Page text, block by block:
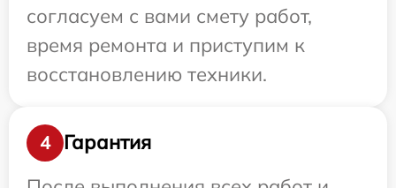
согласуем с вами смету работ,
время ремонта и приступим к
восстановлению техники.
4
Гарантия